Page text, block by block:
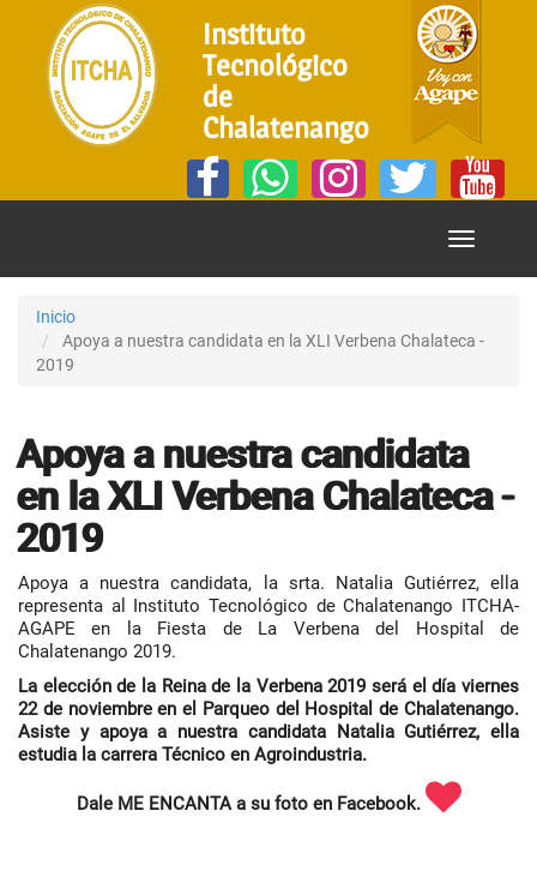
Instituto
Tecnológico
de
Chalatenango
Mostrar
Inicio
Apoya a nuestra candidata en la XLI Verbena Chalateca -
2019
Apoya a nuestra candidata
en la XLI Verbena Chalateca -
2019
Apoya a nuestra candidata, la srta. Natalia Gutiérrez, ella
representa al Instituto Tecnológico de Chalatenango ITCHA-
AGAPE en la Fiesta de La Verbena del Hospital de
Chalatenango 2019.
La elección de la Reina de la Verbena 2019 será el día viernes
22 de noviembre en el Parqueo del Hospital de Chalatenango.
Asiste y apoya a nuestra candidata Natalia Gutiérrez, ella
estudia la carrera Técnico en Agroindustria.
Dale ME ENCANTA a su foto en Facebook.